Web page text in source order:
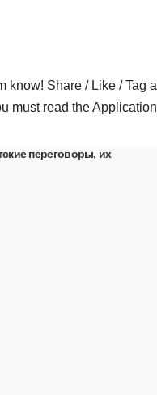
know! Share / Like / Tag a
must read the Application
переговоры, их